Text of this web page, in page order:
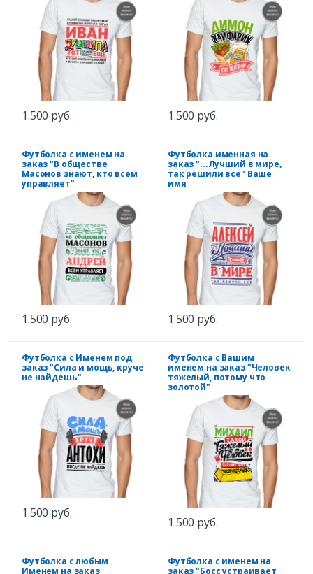
1.500 руб. 1.500 руб.
Футболка с именем на
заказ "В обществе
Масонов знают, кто всем
управляет"
1.500 руб.
Футболка именная на
заказ "...Лучший в мире,
так решили все" Ваше
имя
1.500 руб.
Футболка с Именем под
заказ "Сила и мощь, круче
не найдешь"
1.500 руб.
Футболка с Вашим
именем на заказ "Человек
тяжелый, потому что
золотой"
1.500 руб.
Футболка с любым
Именем на заказ
Футболка с именем на
заказ "Босс устраивает